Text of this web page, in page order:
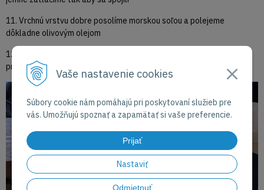
Vaše nastavenie cookies
Súbory cookie nám pomáhajú pri poskytovaní služieb pre
vás. Umožňujú spoznať a zapamätať si vaše preferencie.
Prijať
Nastaviť
Odmietnuť
11. Vrchnú vrstvu dobre posolíme morskou soľou a polejeme
dôkladne olivovým olejom
12. Po celej ploche roztlačíme cesto prstami tak aby vznikli malé
priehlbiny